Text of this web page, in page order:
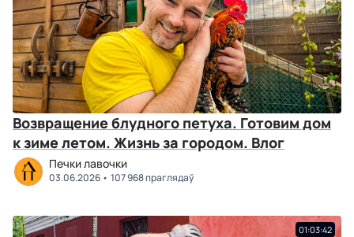
Возвращение блудного петуха. Готовим дом
к зиме летом. Жизнь за городом. Влог
Печки лавочки
03.06.2026 107 968 праглядаў
01:03:42